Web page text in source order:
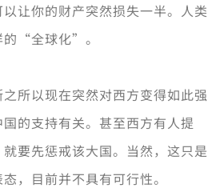
让你的财产突然损失一半。人类
的“全球化”。
所以现在突然对西方变得如此强
的支持有关。甚至西方有人提
要先惩戒该大国。当然，这只是
，目前并不具有可行性。